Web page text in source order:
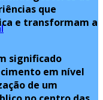
que
e transformam a
significado
em nível
de um